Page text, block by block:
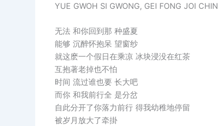
YUE GWOH SI GWONG, GEI FONG JOI
无法 和你回到那 种盛夏
能够 沉醉怀抱呆 望窗纱
就这麽一个假日在乘凉 冰块浸没在红茶
互抱著老掉也不怕
时间 流过谁也要 长大吧
而你 和我前行全 是分岔
自此分开了你落力前行 得我幼稚地停留
被岁月放大了牵掛